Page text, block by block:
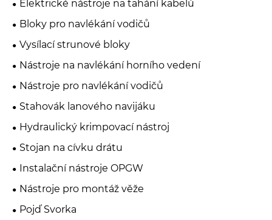
Elektrické nástroje na tahání kabelů
Bloky pro navlékání vodičů
Vysílací strunové bloky
Nástroje na navlékání horního vedení
Nástroje pro navlékání vodičů
Stahovák lanového navijáku
Hydraulický krimpovací nástroj
Stojan na cívku drátu
Instalační nástroje OPGW
Nástroje pro montáž věže
Pojď Svorka